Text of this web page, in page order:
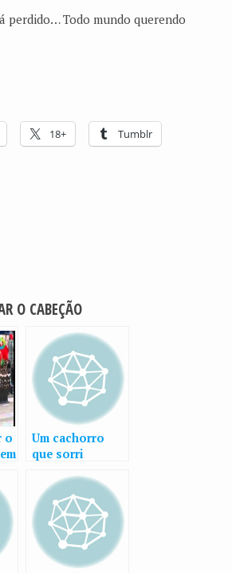
perdido… Todo mundo querendo
18+ Tumblr
O CABEÇÃO
o
Um cachorro
que sorri
está perto